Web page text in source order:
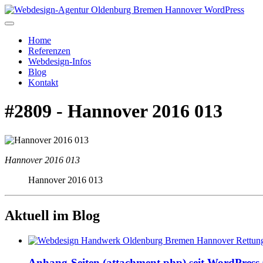
Home
Referenzen
Webdesign-Infos
Blog
Kontakt
#2809 - Hannover 2016 013
Hannover 2016 013
Hannover 2016 013
Aktuell im Blog